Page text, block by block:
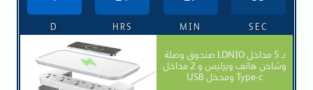
D HRS MIN SEC
صندوق وصلة LDNIO بـ 5 مداخل
وشاحن هاتف ويرليس و 2 مداخل
USB ومدخل Type-c